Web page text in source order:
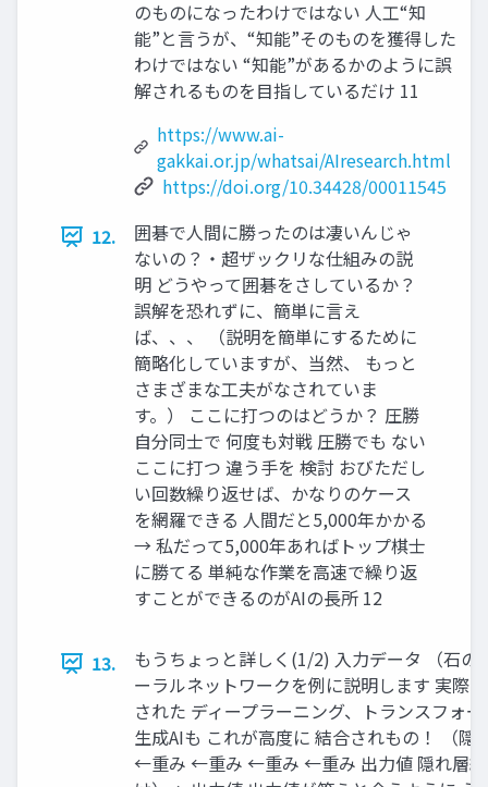
のものになったわけではない 人工“知
能”と言うが、“知能”そのものを獲得した
わけではない “知能”があるかのように誤
解されるものを目指しているだけ 11
https://www.ai-
gakkai.or.jp/whatsai/AIresearch.html
https://doi.org/10.34428/00011545
12.
囲碁で人間に勝ったのは凄いんじゃ
ないの？・超ザックリな仕組みの説
明 どうやって囲碁をさしているか？
誤解を恐れずに、簡単に言え
ば、、、 （説明を簡単にするために
簡略化していますが、当然、 もっと
さまざまな工夫がなされていま
す。） ここに打つのはどうか？ 圧勝
自分同士で 何度も対戦 圧勝でも ない
ここに打つ 違う手を 検討 おびただし
い回数繰り返せば、かなりのケース
を網羅できる 人間だと5,000年かかる
→ 私だって5,000年あればトップ棋士
に勝てる 単純な作業を高速で繰り返
すことができるのがAIの長所 12
13.
もうちょっと詳しく(1/2) 入力データ （石
ーラルネットワークを例に説明します 実際
された ディープラーニング、トランスフォ
生成AIも これが高度に 結合されもの！ （
←重み ←重み ←重み ←重み 出力値 隠れ層